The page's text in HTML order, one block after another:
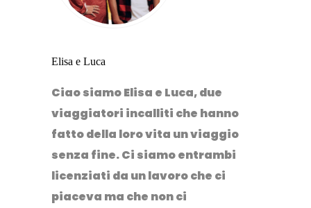
Elisa e Luca
Ciao siamo Elisa e Luca, due
viaggiatori incalliti che hanno
fatto della loro vita un viaggio
senza fine. Ci siamo entrambi
licenziati da un lavoro che ci
piaceva ma che non ci